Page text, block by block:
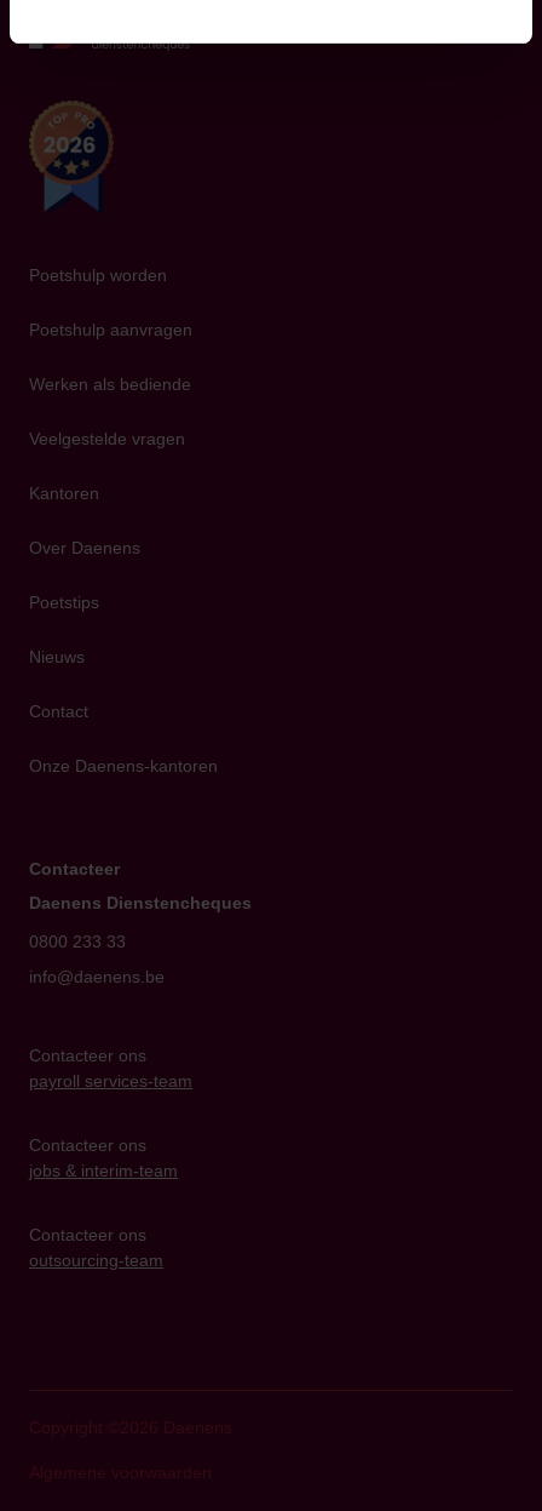
Poetshulp worden
Poetshulp aanvragen
Werken als bediende
Veelgestelde vragen
Kantoren
Over Daenens
Poetstips
Nieuws
Contact
Onze Daenens-kantoren
Contacteer
Daenens Dienstencheques
0800 233 33
info@daenens.be
Contacteer ons
payroll services-team
Contacteer ons
jobs & interim-team
Contacteer ons
outsourcing-team
Copyright ©2026 Daenens
Algemene voorwaarden